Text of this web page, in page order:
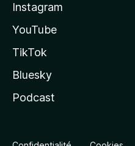
Instagram
YouTube
TikTok
Bluesky
Podcast